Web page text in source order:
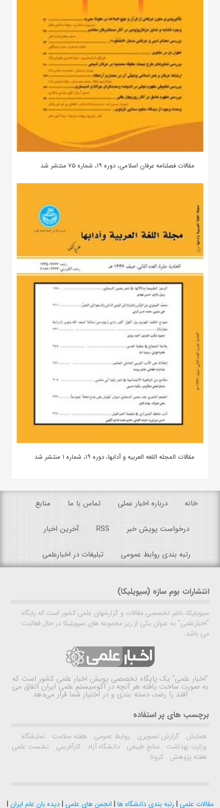
مقالات فصلنامه عرفان اسلامی، دوره ۱۹، شماره ۷۵ منتشر شد
مقالات المجله اللغه العربیه و آدابها، دوره ۱۹، شماره ۱ منتشر شد
خانه درباره اخبار عملی تماس با ما منابع
درخواست پویش خبر RSS آخرین اخبار
رتبه بندی روابط عمومی تبلیغات در اخبارعلمی
انتشارات بوم سازه (سیویلیکا)
سیویلیکا، ناشر تخصصی مقالات و گزارشهای علمی کشور است که پایگاه
"اخبارعلمی" به عنوان یکی از زیر مجموعه های سیویلیکا در حال فعالیت
می باشد.
"اخبار علمی" یک پایگاه تخصصی پویش اخبار علمی کشور است که
به صورت ساخت یافته هر آنچه در اکوسیستم علمی ایران اتفاق می
افتد را رصد، دسته بندی و در اختیار شما قرار می‌دهد
برچسب های پر استفاده
همایش گزارش تصویری روابط عمومی هفته سلامت
نمایشگاه
وزارت بهداشت
منابع طبیعی دانشگاه آزاد کارآفرینی
نشست علمی
هفته پژوهش
کرونا
مقالات علمی | رتبه بندی دانشگاه ها | انجمن های علمی |دیده بان علم ایران |